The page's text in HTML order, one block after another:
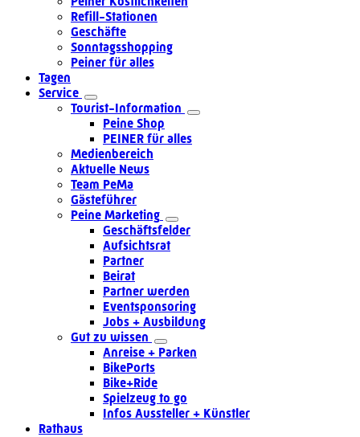
Refill-Stationen
Geschäfte
Sonntagsshopping
Peiner für alles
Tagen
Service
Tourist-Information
Peine Shop
PEINER für alles
Medienbereich
Aktuelle News
Team PeMa
Gästeführer
Peine Marketing
Geschäftsfelder
Aufsichtsrat
Partner
Beirat
Partner werden
Eventsponsoring
Jobs + Ausbildung
Gut zu wissen
Anreise + Parken
BikePorts
Bike+Ride
Spielzeug to go
Infos Aussteller + Künstler
Rathaus